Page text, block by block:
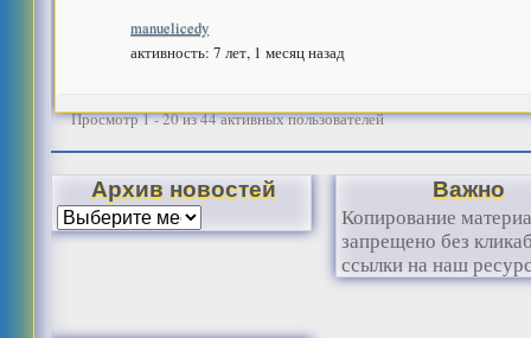
manuelicedy
активность: 7 лет, 1 месяц назад
Просмотр 1 - 20 из 44 активных пользователей
Архив новостей Важно
Копирование
запрещено без
ссылки на наш